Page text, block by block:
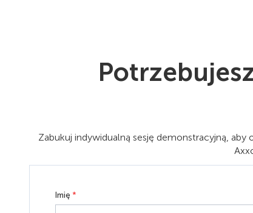
Zabukuj indywidualną sesję demonstracyjną,
Imię *